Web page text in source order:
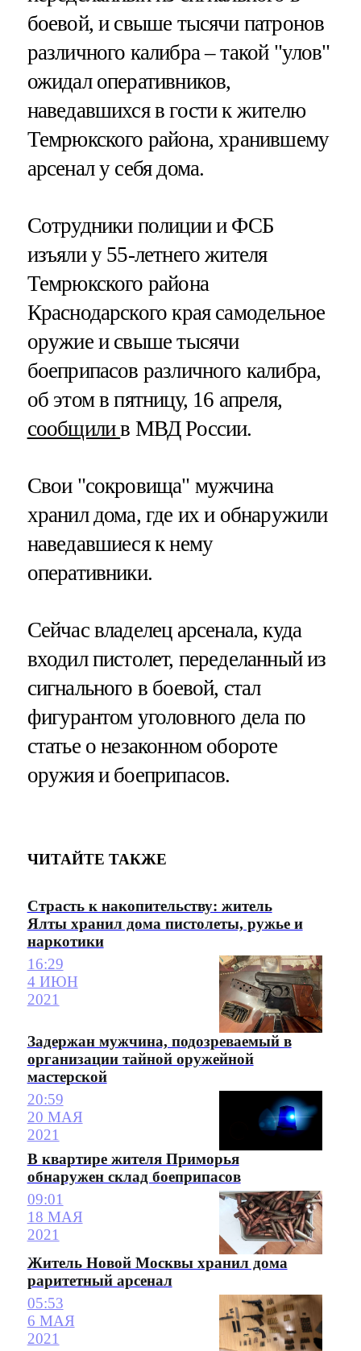
боевой, и свыше тысячи патронов
различного калибра – такой "улов"
ожидал оперативников,
наведавшихся в гости к жителю
Темрюкского района, хранившему
арсенал у себя дома.
Сотрудники полиции и ФСБ
изъяли у 55-летнего жителя
Темрюкского района
Краснодарского края самодельное
оружие и свыше тысячи
боеприпасов различного калибра,
об этом в пятницу, 16 апреля,
сообщилив МВД России.
Свои "сокровища" мужчина
хранил дома, где их и обнаружили
наведавшиеся к нему
оперативники.
Сейчас владелец арсенала, куда
входил пистолет, переделанный из
сигнального в боевой, стал
фигурантом уголовного дела по
статье о незаконном обороте
оружия и боеприпасов.
ЧИТАЙТЕ ТАКЖЕ
Страсть к накопительству: житель
Ялты хранил дома пистолеты, ружье и
наркотики
16:29
4 ИЮН
2021
Задержан мужчина, подозреваемый в
организации тайной оружейной
мастерской
20:59
20 МАЯ
2021
В квартире жителя Приморья
обнаружен склад боеприпасов
09:01
18 МАЯ
2021
Житель Новой Москвы хранил дома
раритетный арсенал
05:53
6 МАЯ
2021